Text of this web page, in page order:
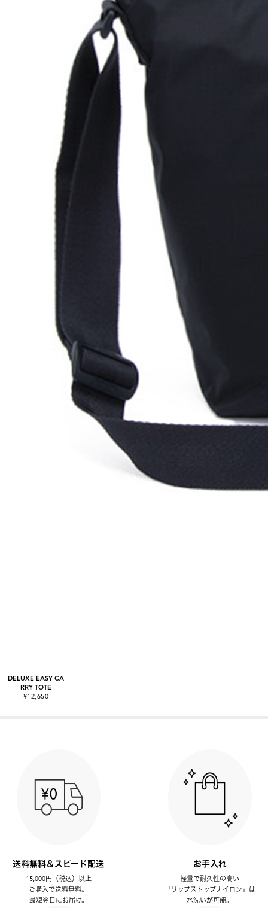
DELUXE EASY CA
RRY TOTE
¥12,650
送料無料＆スピード配送
15,000円（税込）以上
ご購入で送料無料。
最短翌日にお届け。
お手入れ
軽量で耐久性の高い
「リップストップナイロン」は
水洗いが可能。